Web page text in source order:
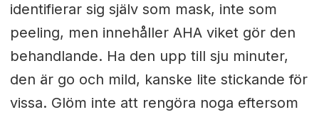
identifierar sig själv som mask, inte som
peeling, men innehåller AHA viket gör den
behandlande. Ha den upp till sju minuter,
den är go och mild, kanske lite stickande för
vissa. Glöm inte att rengöra noga eftersom